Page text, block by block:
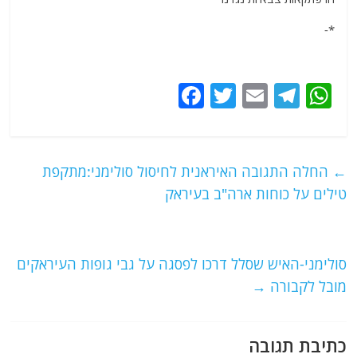
*-
W
s
A
T
g
ra
E
l
T
er
e
b
k
← החלה התגובה האיראנית לחיסול סולימני:מתקפת
טילים על כוחות ארה"ב בעיראק
סולימני-האיש שסלל דרכו לפסגה על גבי גופות העיראקים
מובל לקבורה →
כתיבת תגובה